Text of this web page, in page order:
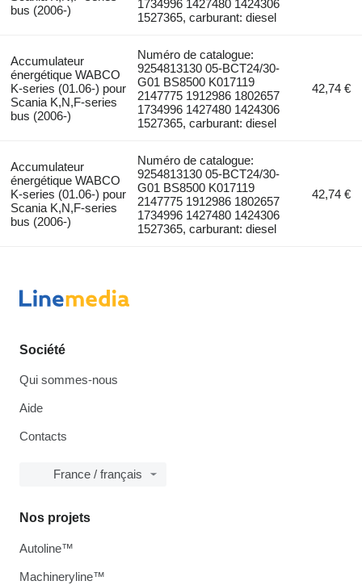
bus (2006-)
1734996 1427480 1424306
1527365, carburant: diesel
Accumulateur
énergétique WABCO
K-series (01.06-) pour
Scania K,N,F-series
bus (2006-)
Numéro de catalogue:
9254813130 05-BCT24/30-
G01 BS8500 K017119
2147775 1912986 1802657
1734996 1427480 1424306
1527365, carburant: diesel
42,74 €
Accumulateur
énergétique WABCO
K-series (01.06-) pour
Scania K,N,F-series
bus (2006-)
Numéro de catalogue:
9254813130 05-BCT24/30-
G01 BS8500 K017119
2147775 1912986 1802657
1734996 1427480 1424306
1527365, carburant: diesel
42,74 €
Société
Qui sommes-nous
Aide
Contacts
France / français
Nos projets
Autoline™
Machineryline™